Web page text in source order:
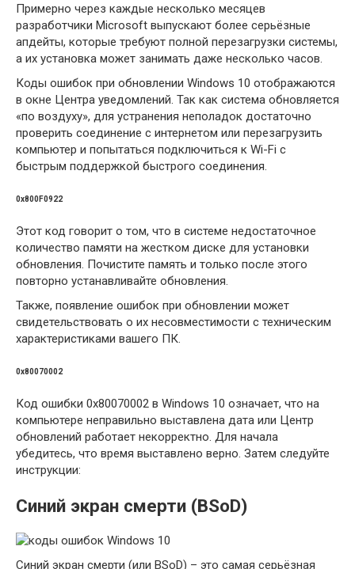
Примерно через каждые несколько месяцев
разработчики Microsoft выпускают более серьёзные
апдейты, которые требуют полной перезагрузки системы,
а их установка может занимать даже несколько часов.
Коды ошибок при обновлении Windows 10 отображаются
в окне Центра уведомлений. Так как система обновляется
«по воздуху», для устранения неполадок достаточно
проверить соединение с интернетом или перезагрузить
компьютер и попытаться подключиться к Wi-Fi с
быстрым поддержкой быстрого соединения.
0х800F0922
Этот код говорит о том, что в системе недостаточное
количество памяти на жестком диске для установки
обновления. Почистите память и только после этого
повторно устанавливайте обновления.
Также, появление ошибок при обновлении может
свидетельствовать о их несовместимости с техническим
характеристиками вашего ПК.
0x80070002
Код ошибки 0x80070002 в Windows 10 означает, что на
компьютере неправильно выставлена дата или Центр
обновлений работает некорректно. Для начала
убедитесь, что время выставлено верно. Затем следуйте
инструкции:
Синий экран смерти (BSoD)
Синий экран смерти (или BSoD) – это самая серьёзная